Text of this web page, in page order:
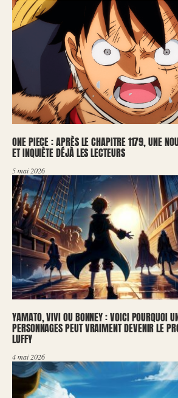
ONE PIECE : APRÈS LE CHAPITRE 1179, UNE
ET INQUIÈTE DÉJÀ LES LECTEURS
5 mai 2026
YAMATO, VIVI OU BONNEY : VOICI POURQUOI
PERSONNAGES PEUT VRAIMENT DEVENIR LE
LUFFY
4 mai 2026